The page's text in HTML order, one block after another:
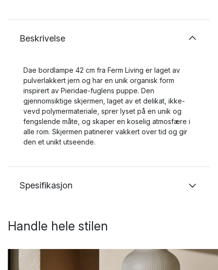
Beskrivelse
Dae bordlampe 42 cm fra Ferm Living er laget av
pulverlakkert jern og har en unik organisk form
inspirert av Pieridae-fuglens puppe. Den
gjennomsiktige skjermen, laget av et delikat, ikke-
vevd polymermateriale, sprer lyset på en unik og
fengslende måte, og skaper en koselig atmosfære i
alle rom. Skjermen patinerer vakkert over tid og gir
den et unikt utseende.
Spesifikasjon
Handle hele stilen